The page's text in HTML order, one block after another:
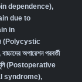
dependence),
due to
in
(Polycystic
বাচ্চাদের অপারেশন পরবর্তী
(Postoperative
syndrome),